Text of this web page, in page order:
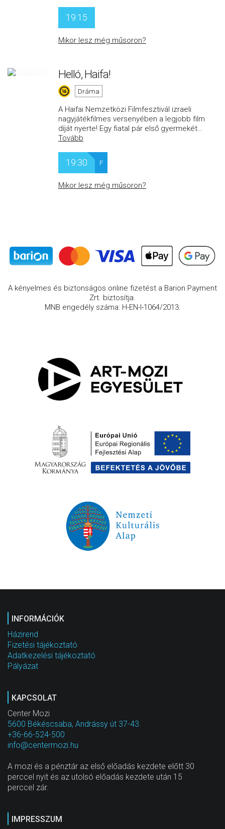
19:15
Mikor lesz még műsoron?
Helló, Haifa!
Dráma
A Haifai Nemzetközi Filmfesztivál izraeli
nagyjátékfilmes versenyében a legjobb film
díját nyerte! Egy fiatal pár első gyermekét…
Tovább
19:30 F
Mikor lesz még műsoron?
A kényelmes és biztonságos online fizetést a Barion Payment
Zrt. biztosítja.
MNB engedély száma: H-EN-I-1064/2013.
INFORMÁCIÓK
Házirend
Fizetési tájékoztató
Adatkezelési tájékoztató
Pályázat
KAPCSOLAT
Center Mozi
5600 Békéscsaba, Andrássy út 37-43.
+36-66-524-500
info@centermozi.hu
A mozi és a pénztár az első előadás kezdete előtt 30
perccel nyit és az utolsó előadás kezdete után 15
perccel zár.
IMPRESSZUM